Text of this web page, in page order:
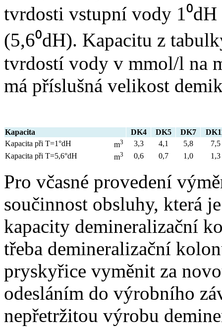
tvrdosti vstupní vody
(5,6⁰dH). Kapacitu z
tvrdostí vody v mmol/l na
má příslušná velikost
Kapacita DK4 DK5 DK7
Kapacita při T=1°dH
m3 3,3 4,1 5,8
7,5
Kapacita při T=5,6°dH
m3 0,6 0,7 1,0 1,3
Pro včasné provedení
součinnost obsluhy, která
kapacity demineralizační
třeba demineralizační
pryskyřice vyměnit za
odesláním do výrobního
nepřetržitou výrobu